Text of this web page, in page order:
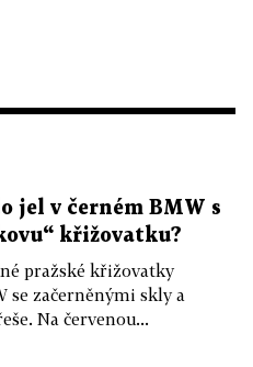
jel v černém BMW s
křižovatku?
pražské křižovatky
začerněnými skly a
Na červenou...